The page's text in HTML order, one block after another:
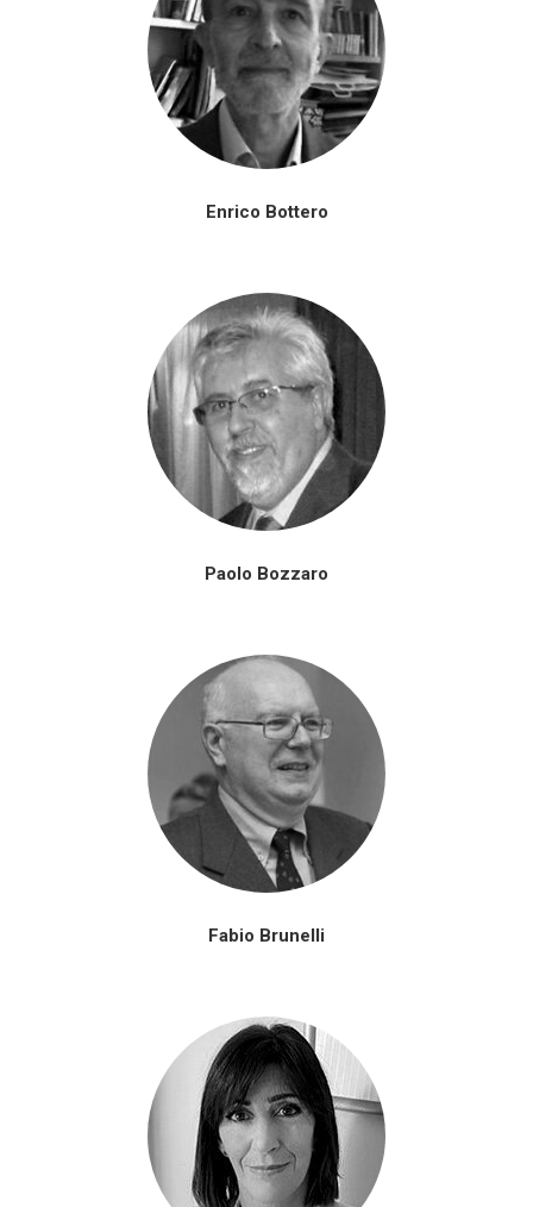
Enrico Bottero
Paolo Bozzaro
Fabio Brunelli